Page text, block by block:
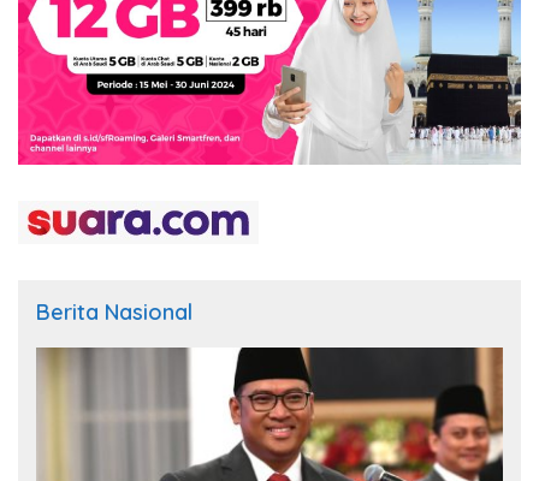
Berita Nasional